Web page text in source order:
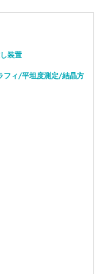
装置
フィ/平坦度測定/結晶方